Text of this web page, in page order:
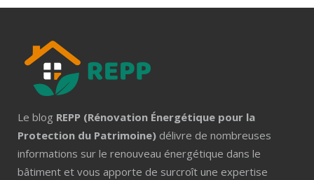
Le blog REPP (Rénovation Énergétique pour la
Protection du Patrimoine) délivre de nombreuses
informations sur le renouveau énergétique dans le
bâtiment et vous apporte de surcroît une expertise